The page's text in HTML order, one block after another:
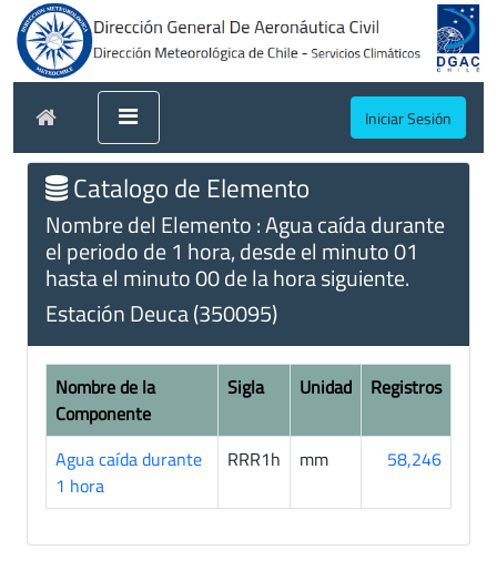
Iniciar Sesión
Catalogo de Elemento
Nombre del Elemento : Agua caída durante
el periodo de 1 hora, desde el minuto 01
hasta el minuto 00 de la hora siguiente.
Estación Deuca (350095)
Nombre de la
Componente
Sigla Unidad Registros
Agua caída durante
1 hora
RRR1h mm 58,246